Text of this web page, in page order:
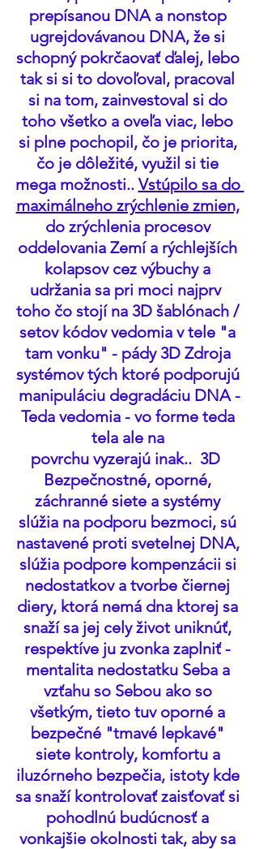
prepísanou DNA a nonstop
ugrejdovávanou DNA, že si
schopný pokrčaovať ďalej, lebo
tak si si to dovoľoval, pracoval
si na tom, zainvestoval si do
toho všetko a oveľa viac, lebo
si plne pochopil, čo je priorita,
čo je dôležité, využil si tie
mega možnosti.. Vstúpilo sa do
maximálneho zrýchlenie zmien,
do zrýchlenia procesov
oddelovania Zemí a rýchlejších
kolapsov cez výbuchy a
udržania sa pri moci najprv
toho čo stojí na 3D šablónach /
setov kódov vedomia v tele "a
tam vonku" - pády 3D Zdroja
systémov tých ktoré podporujú
manipuláciu degradáciu DNA -
Teda vedomia - vo forme teda
tela ale na
povrchu vyzerajú inak..  3D
Bezpečnostné, oporné,
záchranné siete a systémy
slúžia na podporu bezmoci, sú
nastavené proti svetelnej DNA,
slúžia podpore kompenzácii si
nedostatkov a tvorbe čiernej
diery, ktorá nemá dna ktorej sa
snaží sa jej cely život uniknúť,
respektíve ju zvonka zaplniť -
mentalita nedostatku Seba a
vzťahu so Sebou ako so
všetkým, tieto tuv oporné a
bezpečné "tmavé lepkavé"
siete kontroly, komfortu a
iluzórneho bezpečia, istoty kde
sa snaží kontrolovať zaisťovať si
pohodlnú budúcnosť a
vonkajšie okolnosti tak, aby sa